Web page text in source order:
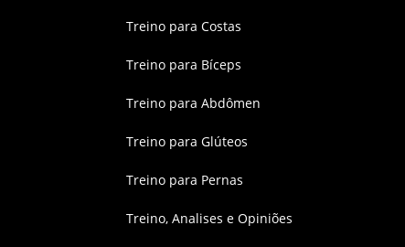
Treino para Costas
Treino para Bíceps
Treino para Abdômen
Treino para Glúteos
Treino para Pernas
Treino, Analises e Opiniões